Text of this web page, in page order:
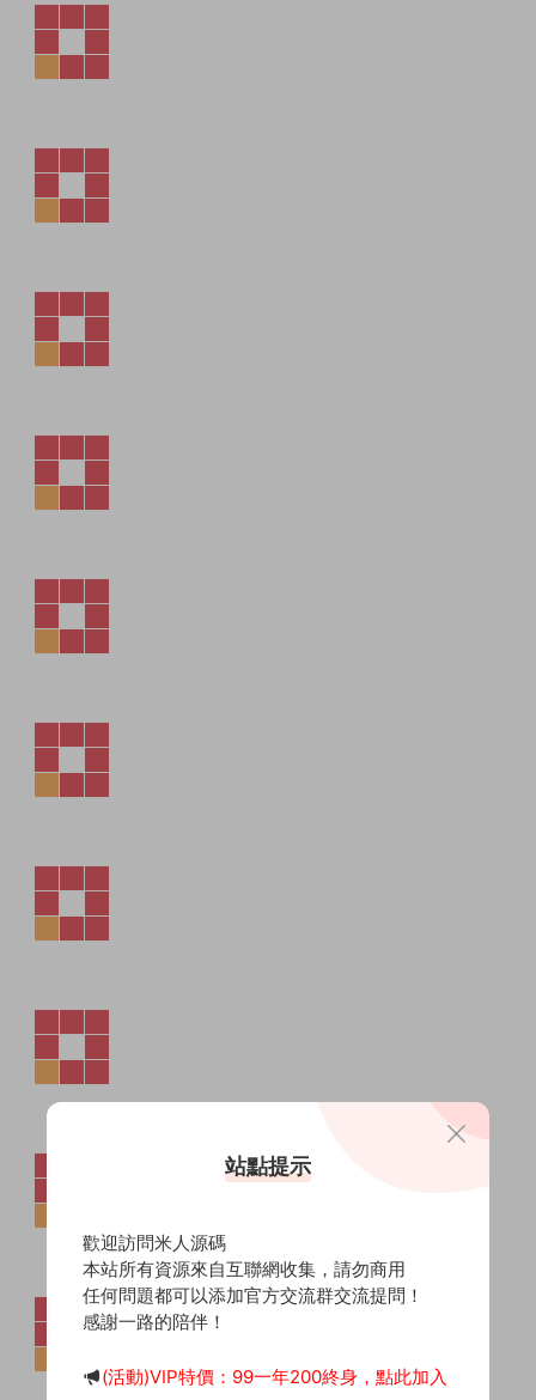
站點提示
歡迎訪問米人源碼
本站所有資源來自互聯網收集，請勿商用
任何問題都可以添加官方交流群交流提問！
感謝一路的陪伴！
(活動)VIP特價：99一年200終身，點此加入